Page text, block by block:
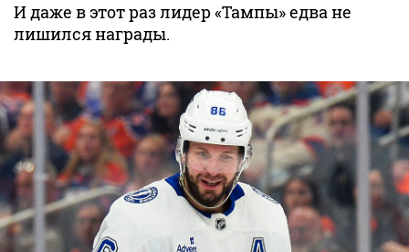
И даже в этот раз лидер «Тампы» едва не
лишился награды.